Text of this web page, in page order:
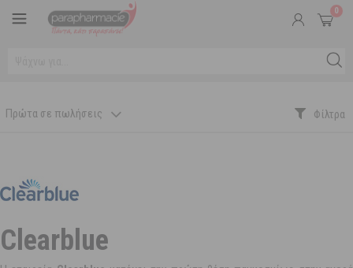
0
Πρώτα σε πωλήσεις
Clearblue